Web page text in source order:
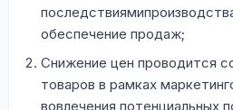
обеспечение продаж;
Снижение цен проводится
товаров в рамках
вовлечения потенциальных